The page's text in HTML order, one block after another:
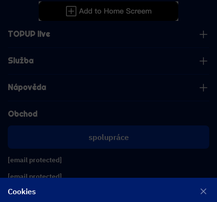
TOPUP live
Služba
Nápověda
Obchod
spolupráce
[email protected]
[email protected]
Cookies